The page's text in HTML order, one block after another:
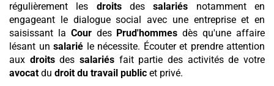
régulièrement les droitsdessalariés notamment en
engageant le dialogue social avec une entreprise et en
saisissant la Courdes Prud'hommes dès qu'une affaire
lésant un salarié le nécessite. Écouter et prendre attention
aux droitsdessalariés fait partie des activités de votre
avocat du droit du travail public et privé.